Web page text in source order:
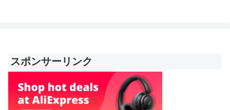
スポンサーリンク